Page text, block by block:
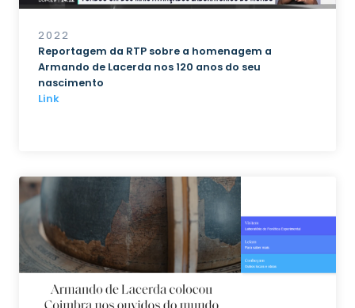
2022
Reportagem da RTP sobre a homenagem a
Armando de Lacerda nos 120 anos do seu
nascimento
Link